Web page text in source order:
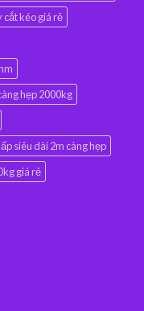
cắt kéo giá rẻ
hẹp 2000kg
siêu dài 2m càng hẹp
giá rẻ